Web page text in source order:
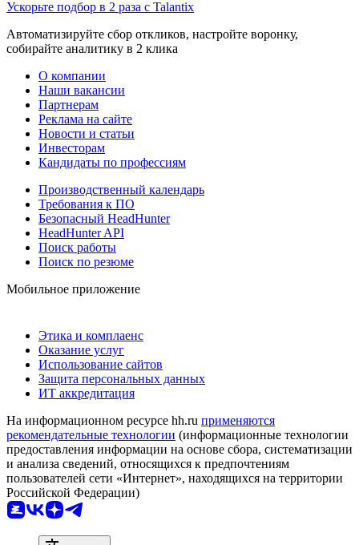
Ускорьте подбор в 2 раза с Talantix
Автоматизируйте сбор откликов, настройте воронку,
собирайте аналитику в 2 клика
О компании
Наши вакансии
Партнерам
Реклама на сайте
Новости и статьи
Инвесторам
Кандидаты по профессиям
Производственный календарь
Требования к ПО
Безопасный HeadHunter
HeadHunter API
Поиск работы
Поиск по резюме
Мобильное приложение
Этика и комплаенс
Оказание услуг
Использование сайтов
Защита персональных данных
ИТ аккредитация
На информационном ресурсе hh.ru применяются
рекомендательные технологии (информационные технологии
предоставления информации на основе сбора, систематизации
и анализа сведений, относящихся к предпочтениям
пользователей сети «Интернет», находящихся на территории
Российской Федерации)